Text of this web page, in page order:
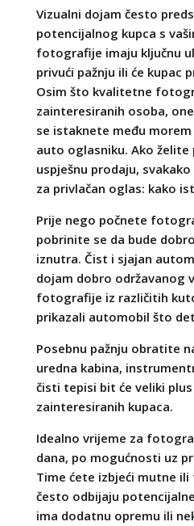
Vizualni dojam često
potencijalnog kupca s
fotografije imaju ključnu
privući pažnju ili će kupac
Osim što kvalitetne
zainteresiranih osoba,
se istaknete među
auto oglasniku. Ako želite
uspješnu prodaju,
za privlačan oglas: kako
Prije nego počnete
pobrinite se da bude
iznutra. Čist i sjajan
dojam dobro održavanog
fotografije iz različitih
prikazali automobil što
Posebnu pažnju obratite
uredna kabina,
čisti tepisi bit će veliki
zainteresiranih kupaca.
Idealno vrijeme za
dana, po mogućnosti uz
Time ćete izbjeći mutne
često odbijaju
ima dodatnu opremu ili